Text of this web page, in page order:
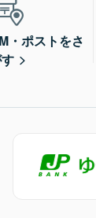
・ポストをさ